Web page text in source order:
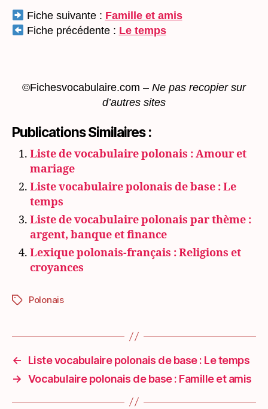
Fiche suivante : Famille et amis
Fiche précédente : Le temps
©Fichesvocabulaire.com – Ne pas recopier sur
d’autres sites
Publications Similaires :
Liste de vocabulaire polonais : Amour et
mariage
Liste vocabulaire polonais de base : Le
temps
Liste de vocabulaire polonais par thème :
argent, banque et finance
Lexique polonais-français : Religions et
croyances
Étiquettes
Polonais
←
Liste vocabulaire polonais de base : Le temps
→ Vocabulaire polonais de base : Famille et amis